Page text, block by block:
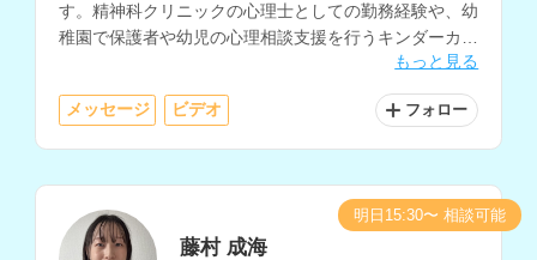
す。精神科クリニックの心理士としての勤務経験や、幼
稚園で保護者や幼児の心理相談支援を行うキンダーカウ
ンセラー、スクールカウンセラーなどの勤務経験もお持
もっと見る
メッセージ ビデオ フォロー
藤村 成海
明日15:30〜 相談可能